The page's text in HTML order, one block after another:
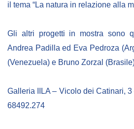
Video
Audio
BIBLIOTECA
Catalogo
Pubblicazioni
il tema “La natura in relazione alla
Gli altri progetti in mostra sono
Andrea Padilla ed Eva Pedroza
(Venezuela) e Bruno Zorzal
Galleria IILA – Vicolo dei Catinari,
68492.274